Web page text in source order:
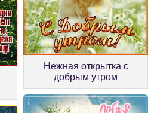
Нежная открытка с
добрым утром